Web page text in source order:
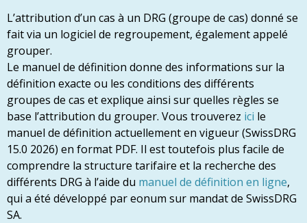
L’attribution d’un cas à un DRG (groupe de cas) donné se
fait via un logiciel de regroupement, également appelé
grouper.
Le manuel de définition donne des informations sur la
définition exacte ou les conditions des différents
groupes de cas et explique ainsi sur quelles règles se
base l’attribution du grouper. Vous trouverez ici le
manuel de définition actuellement en vigueur (SwissDRG
15.0 2026) en format PDF. Il est toutefois plus facile de
comprendre la structure tarifaire et la recherche des
différents DRG à l’aide du manuel de définition en ligne,
qui a été développé par eonum sur mandat de SwissDRG
SA.